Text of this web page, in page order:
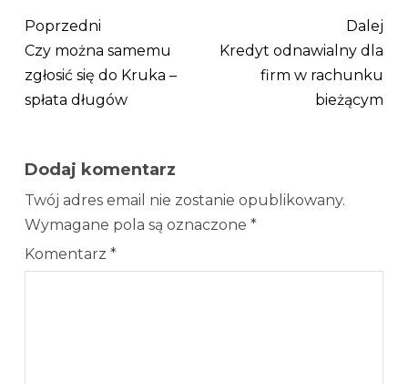
Poprzedni
Czy można samemu
zgłosić się do Kruka –
spłata długów
Dalej
Kredyt odnawialny dla
firm w rachunku
bieżącym
Dodaj komentarz
Twój adres email nie zostanie opublikowany.
Wymagane pola są oznaczone *
Komentarz *